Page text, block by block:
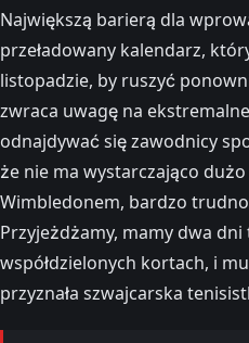
Największą barierą dla
przeładowany kalendarz,
listopadzie, by ruszyć
zwraca uwagę na
odnajdywać się zawodnicy
że nie ma wystarczająco
Wimbledonem, bardzo
Przyjeżdżamy, mamy dwa
współdzielonych kortach, i
przyznała szwajcarska